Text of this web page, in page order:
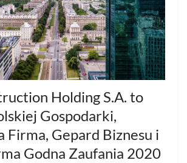
Holding S.A. to
Gospodarki,
Firma, Gepard Biznesu i
Godna Zaufania 2020